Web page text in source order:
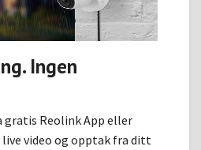
Ingen
gratis Reolink App eller
video og opptak fra ditt